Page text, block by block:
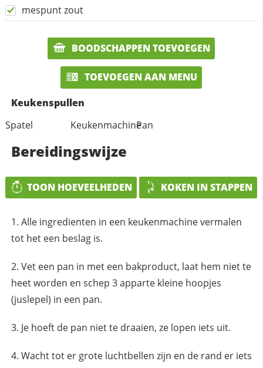
mespunt zout
BOODSCHAPPEN TOEVOEGEN
TOEVOEGEN AAN MENU
Keukenspullen
Spatel
KeukenmachinePan
Bereidingswijze
TOON HOEVEELHEDEN KOKEN IN STAPPEN
Alle ingredienten in een keukenmachine vermalen
tot het een beslag is.
Vet een pan in met een bakproduct, laat hem niet te
heet worden en schep 3 apparte kleine hoopjes
(juslepel) in een pan.
Je hoeft de pan niet te draaien, ze lopen iets uit.
Wacht tot er grote luchtbellen zijn en de rand er iets